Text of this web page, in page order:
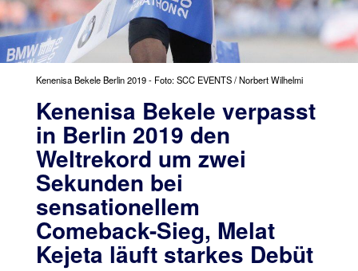
Kenenisa Bekele Berlin 2019 - Foto: SCC EVENTS / Norbert Wilhelmi
Kenenisa Bekele verpasst
in Berlin 2019 den
Weltrekord um zwei
Sekunden bei
sensationellem
Comeback-Sieg, Melat
Kejeta läuft starkes Debüt